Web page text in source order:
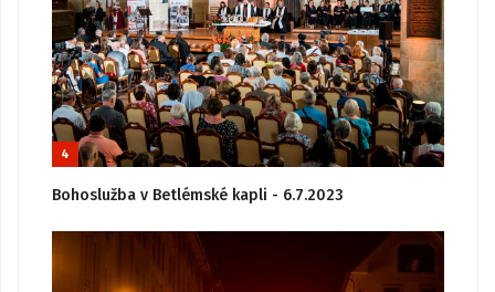
4
Bohoslužba v Betlémské kapli - 6.7.2023